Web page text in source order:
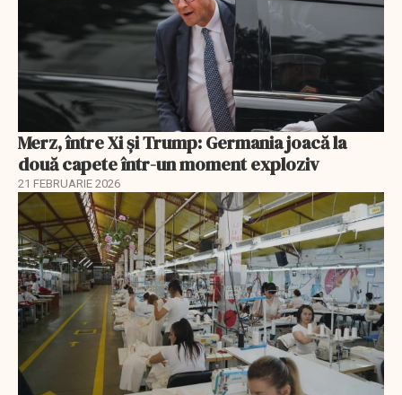
Merz, între Xi și Trump: Germania joacă la
două capete într-un moment exploziv
21 FEBRUARIE 2026